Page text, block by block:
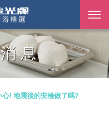
息
心! 地震後的安檢做了嗎?